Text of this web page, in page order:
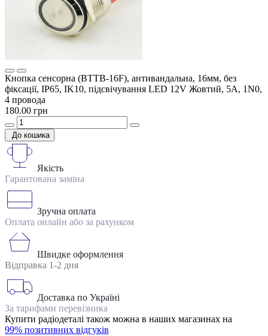
Кнопка сенсорна (BTTB-16F), антивандальна, 16мм, без
фіксації, IP65, IK10, підсвічування LED 12V Жовтий, 5А, 1N0,
4 провода
180.00 грн
До кошика
Якість
Гарантована заміна
Зручна оплата
Оплата онлайн або за рахунком
Швидке оформлення
Відправка 1-2 дня
Доставка по Україні
За тарифами перевізника
Купити радіодеталі також можна в наших магазинах на
99% позитивних відгуків